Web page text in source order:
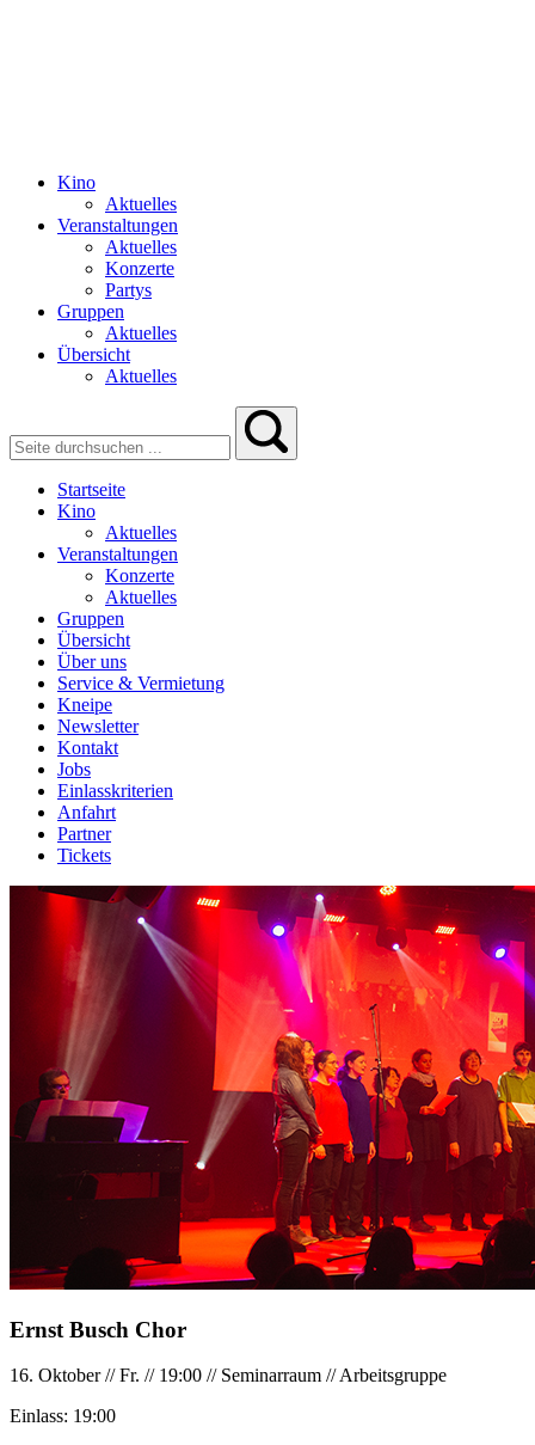
Kino
Aktuelles
Veranstaltungen
Aktuelles
Konzerte
Partys
Gruppen
Aktuelles
Übersicht
Aktuelles
Startseite
Kino
Aktuelles
Veranstaltungen
Konzerte
Aktuelles
Gruppen
Übersicht
Über uns
Service & Vermietung
Kneipe
Newsletter
Kontakt
Jobs
Einlasskriterien
Anfahrt
Partner
Tickets
Ernst Busch Chor
16. Oktober//Fr. // 19:00 // Seminarraum //Arbeitsgruppe
Einlass: 19:00